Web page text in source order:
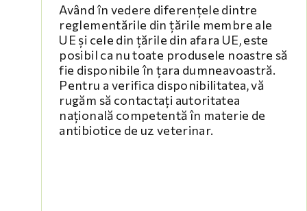
Având în vedere diferențele dintre
reglementările din țările membre ale
UE și cele din țările din afara UE, este
posibil ca nu toate produsele noastre să
fie disponibile în țara dumneavoastră.
Pentru a verifica disponibilitatea, vă
rugăm să contactați autoritatea
națională competentă în materie de
antibiotice de uz veterinar.